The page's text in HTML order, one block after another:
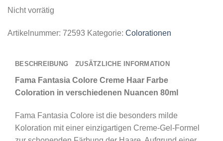
Nicht vorrätig
Artikelnummer: 72593 Kategorie: Colorationen
BESCHREIBUNG ZUSÄTZLICHE INFORMATION
Fama Fantasia Colore Creme Haar Farbe
Coloration in verschiedenen Nuancen 80ml
Fama Fantasia Colore ist die besonders milde
Koloration mit einer einzigartigen Creme-Gel-Formel